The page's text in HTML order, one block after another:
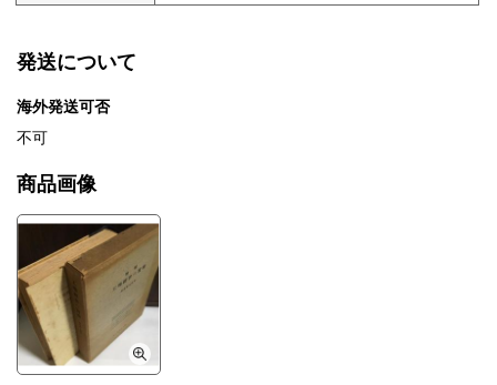
発送について
海外発送可否
不可
商品画像